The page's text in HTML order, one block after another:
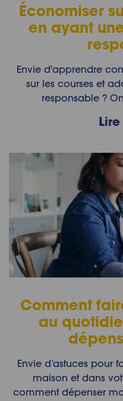
Économiser
en ayant
Envie d'apprendre
sur les courses et
responsable ?
Comment
au
Envie d’astuces pour
maison et dans
comment dépenser